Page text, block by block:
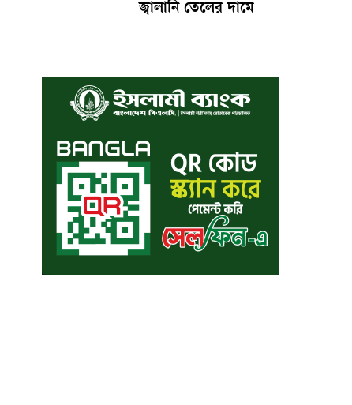
জ্বালানি তেলের দামে